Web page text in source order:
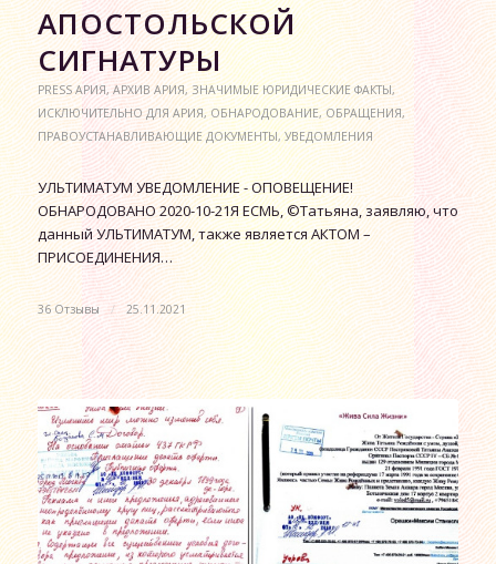
АПОСТОЛЬСКОЙ
СИГНАТУРЫ
PRESS АРИЯ, АРХИВ АРИЯ,ЗНАЧИМЫЕ ЮРИДИЧЕСКИЕ ФАКТЫ,
ИСКЛЮЧИТЕЛЬНО ДЛЯ АРИЯ,ОБНАРОДОВАНИЕ,ОБРАЩЕНИЯ,
ПРАВОУСТАНАВЛИВАЮЩИЕ ДОКУМЕНТЫ,УВЕДОМЛЕНИЯ
УЛЬТИМАТУМ УВЕДОМЛЕНИЕ - ОПОВЕЩЕНИЕ!
ОБНАРОДОВАНО 2020-10-21Я ЕСМЬ, ©Татьяна, заявляю, что
данный УЛЬТИМАТУМ, также является АКТОМ –
ПРИСОЕДИНЕНИЯ…
36 Отзывы / 25.11.2021